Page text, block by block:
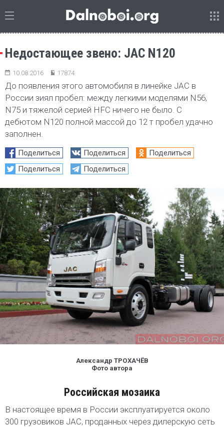
Недостающее звено: JAC N120
10.08.2016 17874
До появления этого автомобиля в линейке JAC в
России зиял пробел: между легкими моделями N56,
N75 и тяжелой серией HFC ничего не было. С
дебютом N120 полной массой до 12 т пробел удачно
заполнен.
Поделиться Поделиться
Поделиться
Поделиться
Поделиться
Александр ТРОХАЧЁВ
Фото автора
Российская мозаика
В настоящее время в России эксплуатируется около
300 грузовиков JAC, проданных через дилерскую сеть